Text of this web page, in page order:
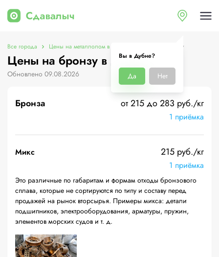
Вы в Дубне?
Да Нет
Все города Цены на металлолом в Дубне Цены на бронзу
Цены на бронзу в Дубне
Обновлено 09.08.2026
Бронза от 215 до 283 руб./кг
1 приёмка
Микс 215 руб./кг
1 приёмка
Это различные по габаритам и формам отходы бронзового
сплава, которые не сортируются по типу и составу перед
продажей на рынок вторсырья. Примеры микса: детали
подшипников, электрооборудования, арматуры, пружин,
элементов морских судов и т. д.